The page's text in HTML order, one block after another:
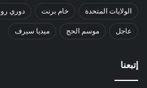
الولايات المتحدة خام برنت دوري
عاجل موسم الحج ميديا سيرف
إتبعنا